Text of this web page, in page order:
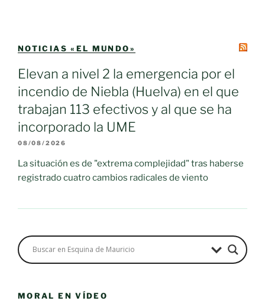
NOTICIAS «EL MUNDO»
Elevan a nivel 2 la emergencia por el
incendio de Niebla (Huelva) en el que
trabajan 113 efectivos y al que se ha
incorporado la UME
08/08/2026
La situación es de "extrema complejidad" tras haberse
registrado cuatro cambios radicales de viento
MORAL EN VÍDEO